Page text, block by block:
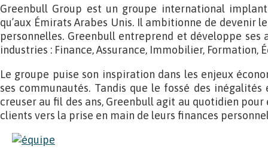
Greenbull Group est un groupe international
qu’aux Émirats Arabes Unis. Il ambitionne de devenir
personnelles. Greenbull entreprend et développe ses
industries : Finance, Assurance, Immobilier, Formation,
Le groupe puise son inspiration dans les enjeux
ses communautés. Tandis que le fossé des inégalités
creuser au fil des ans, Greenbull agit au quotidien
clients vers la prise en main de leurs finances